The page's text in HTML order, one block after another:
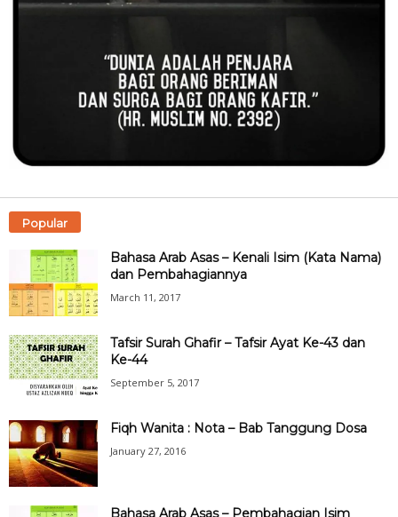
Popular
Bahasa Arab Asas – Kenali Isim (Kata Nama)
dan Pembahagiannya
March 11, 2017
Tafsir Surah Ghafir – Tafsir Ayat Ke-43 dan
Ke-44
September 5, 2017
Fiqh Wanita : Nota – Bab Tanggung Dosa
January 27, 2016
Bahasa Arab Asas – Pembahagian Isim